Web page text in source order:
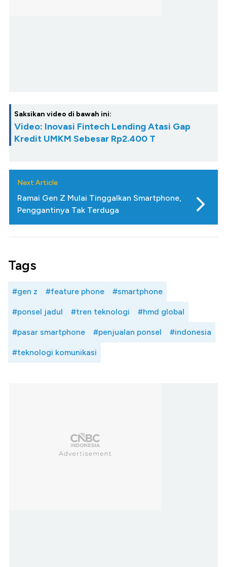
Saksikan video di bawah ini:
Video: Inovasi Fintech Lending Atasi Gap
Kredit UMKM Sebesar Rp2.400 T
Next Article
Ramai Gen Z Mulai Tinggalkan Smartphone,
Penggantinya Tak Terduga
Tags
#gen z #feature phone #smartphone
#ponsel jadul #tren teknologi #hmd global
#pasar smartphone #penjualan ponsel #indonesia
#teknologi komunikasi